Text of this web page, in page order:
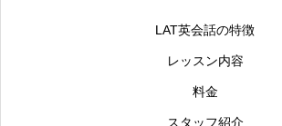
LAT英会話の特徴
レッスン内容
料金
スタッフ紹介